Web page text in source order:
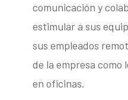
comunicación y
estimular a sus
sus empleados
de la empresa como
en oficinas.